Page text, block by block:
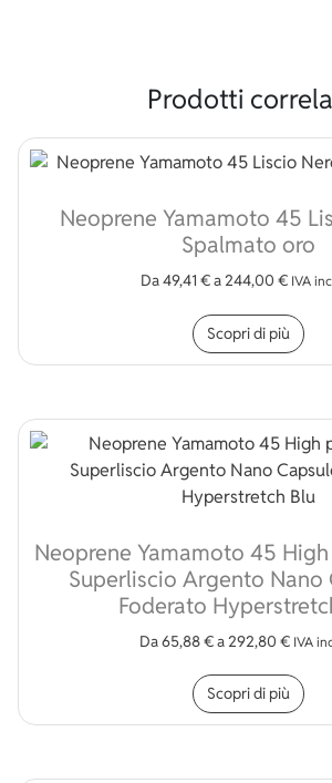
Prodotti
Neoprene Yamamoto 45
Spalmato oro
Da49,41 €a244,00 € IVA
Scopri di più
Neoprene Yamamoto 45
Superliscio Argento Nano
Foderato
Da65,88€a292,80 € IVA
Scopri di più